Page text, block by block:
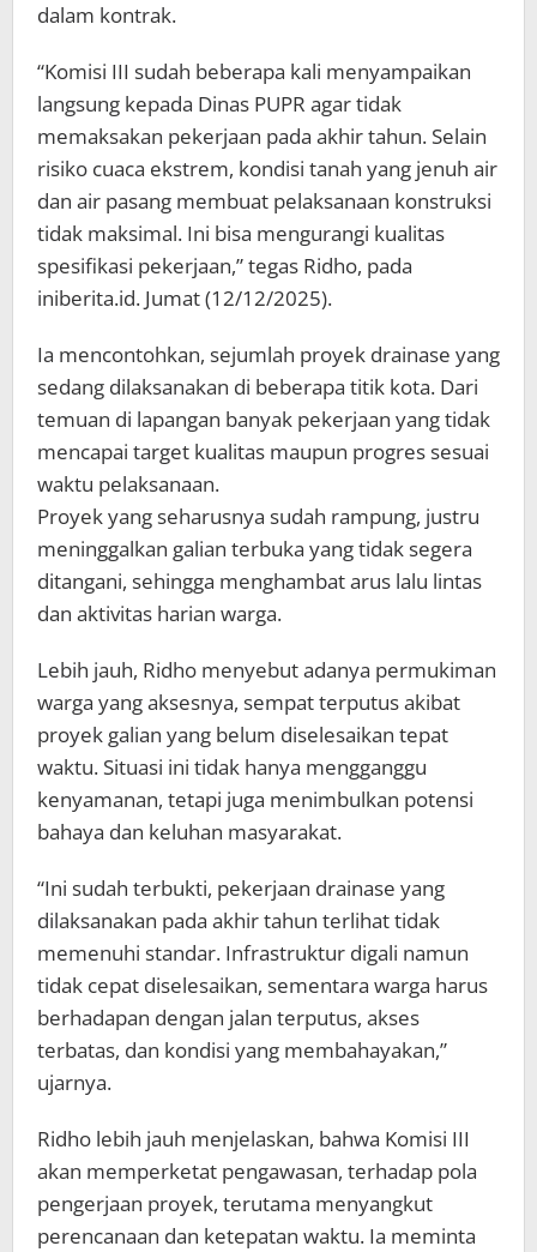
dalam kontrak.
“Komisi III sudah beberapa kali menyampaikan
langsung kepada Dinas PUPR agar tidak
memaksakan pekerjaan pada akhir tahun. Selain
risiko cuaca ekstrem, kondisi tanah yang jenuh air
dan air pasang membuat pelaksanaan konstruksi
tidak maksimal. Ini bisa mengurangi kualitas
spesifikasi pekerjaan,” tegas Ridho, pada
iniberita.id. Jumat (12/12/2025).
Ia mencontohkan, sejumlah proyek drainase yang
sedang dilaksanakan di beberapa titik kota. Dari
temuan di lapangan banyak pekerjaan yang tidak
mencapai target kualitas maupun progres sesuai
waktu pelaksanaan.
Proyek yang seharusnya sudah rampung, justru
meninggalkan galian terbuka yang tidak segera
ditangani, sehingga menghambat arus lalu lintas
dan aktivitas harian warga.
Lebih jauh, Ridho menyebut adanya permukiman
warga yang aksesnya, sempat terputus akibat
proyek galian yang belum diselesaikan tepat
waktu. Situasi ini tidak hanya mengganggu
kenyamanan, tetapi juga menimbulkan potensi
bahaya dan keluhan masyarakat.
“Ini sudah terbukti, pekerjaan drainase yang
dilaksanakan pada akhir tahun terlihat tidak
memenuhi standar. Infrastruktur digali namun
tidak cepat diselesaikan, sementara warga harus
berhadapan dengan jalan terputus, akses
terbatas, dan kondisi yang membahayakan,”
ujarnya.
Ridho lebih jauh menjelaskan, bahwa Komisi III
akan memperketat pengawasan, terhadap pola
pengerjaan proyek, terutama menyangkut
perencanaan dan ketepatan waktu. Ia meminta